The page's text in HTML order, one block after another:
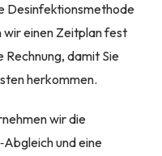
Desinfektionsmethode
wir einen Zeitplan fest
Rechnung, damit Sie
herkommen.
wir die
und eine